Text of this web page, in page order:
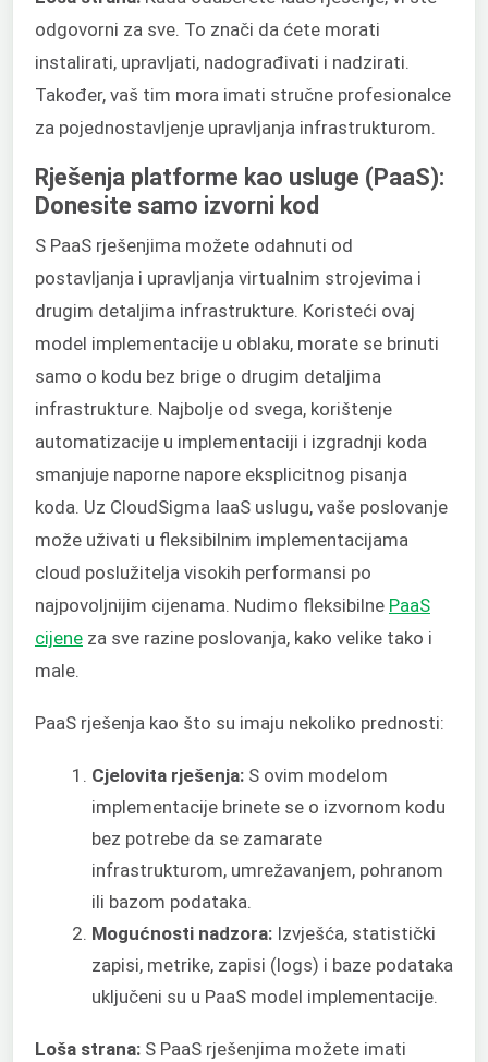
odgovorni za sve. To znači da ćete morati
instalirati, upravljati, nadograđivati i nadzirati.
Također, vaš tim mora imati stručne profesionalce
za pojednostavljenje upravljanja infrastrukturom.
Rješenja platforme kao usluge (PaaS):
Donesite samo izvorni kod
S PaaS rješenjima možete odahnuti od
postavljanja i upravljanja virtualnim strojevima i
drugim detaljima infrastrukture. Koristeći ovaj
model implementacije u oblaku, morate se brinuti
samo o kodu bez brige o drugim detaljima
infrastrukture. Najbolje od svega, korištenje
automatizacije u implementaciji i izgradnji koda
smanjuje naporne napore eksplicitnog pisanja
koda. Uz CloudSigma IaaS uslugu, vaše poslovanje
može uživati u fleksibilnim implementacijama
cloud poslužitelja visokih performansi po
najpovoljnijim cijenama. Nudimo fleksibilne PaaS
cijene za sve razine poslovanja, kako velike tako i
male.
PaaS rješenja kao što su imaju nekoliko prednosti:
Cjelovita rješenja: S ovim modelom
implementacije brinete se o izvornom kodu
bez potrebe da se zamarate
infrastrukturom, umrežavanjem, pohranom
ili bazom podataka.
Mogućnosti nadzora: Izvješća, statistički
zapisi, metrike, zapisi (logs) i baze podataka
uključeni su u PaaS model implementacije.
Loša strana: S PaaS rješenjima možete imati